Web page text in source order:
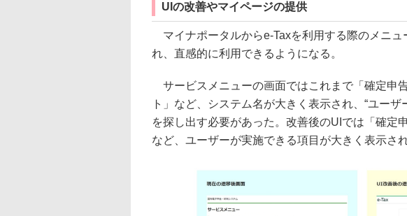
UIの改善やマイページの提供
マイナポータルからe-Taxを利用する際のメニュ
れ、直感的に利用できるようになる。
サービスメニューの画面ではこれまで「確定申
ト」など、システム名が大きく表示され、“ユー
を探し出す必要があった。改善後のUIでは「確定
など、ユーザーが実施できる項目が大きく表示さ